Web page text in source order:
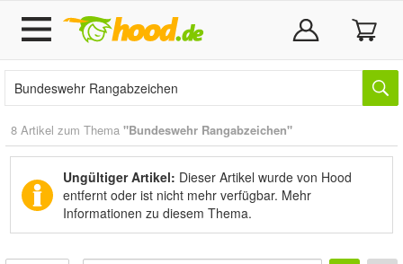
8 Artikel zum Thema "Bundeswehr Rangabzeichen"
Ungültiger Artikel: Dieser Artikel wurde von Hood
entfernt oder ist nicht mehr verfügbar. Mehr
Informationen zu diesem Thema.